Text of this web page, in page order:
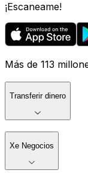
¡Escaneame!
Más de 113
Transferir dinero
Xe Negocios